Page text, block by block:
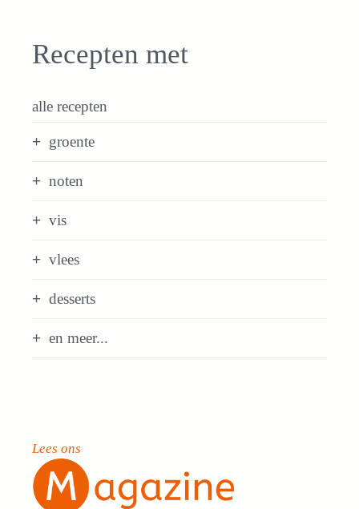
Recepten met
alle recepten
groente
noten
vis
vlees
desserts
en meer...
Lees ons